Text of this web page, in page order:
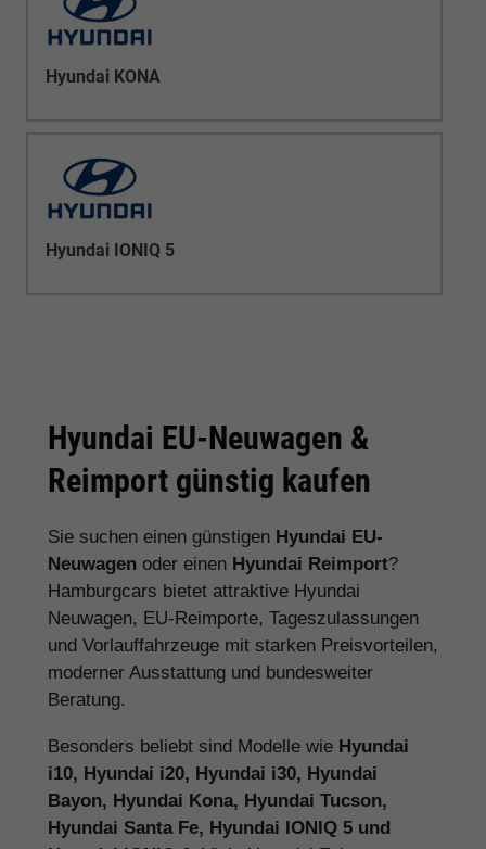
Hyundai KONA
Hyundai IONIQ 5
Hyundai EU-Neuwagen &
Reimport günstig kaufen
Sie suchen einen günstigen Hyundai EU-
Neuwagen oder einen Hyundai Reimport?
Hamburgcars bietet attraktive Hyundai
Neuwagen, EU-Reimporte, Tageszulassungen
und Vorlauffahrzeuge mit starken Preisvorteilen,
moderner Ausstattung und bundesweiter
Beratung.
Besonders beliebt sind Modelle wie Hyundai
i10, Hyundai i20, Hyundai i30, Hyundai
Bayon, Hyundai Kona, Hyundai Tucson,
Hyundai Santa Fe, Hyundai IONIQ 5 und